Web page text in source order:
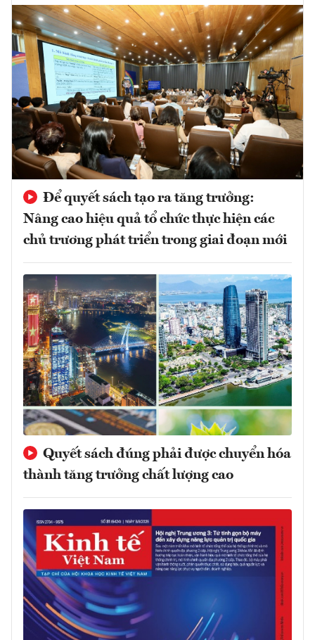
Để quyết sách tạo ra tăng trưởng:
Nâng cao hiệu quả tổ chức thực hiện các
chủ trương phát triển trong giai đoạn mới
Quyết sách đúng phải được chuyển hóa
thành tăng trưởng chất lượng cao